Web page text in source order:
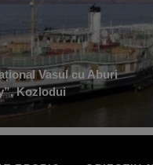
Vasul cu Aburi
Kozlodui